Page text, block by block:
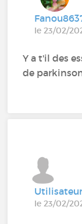
le 23/02/
Y a t'il des
de
le 23/02/